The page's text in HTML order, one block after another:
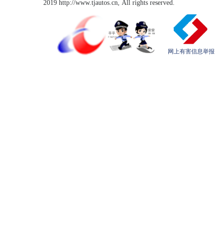
2019 http://www.tjautos.cn, All rights reserved.
网上有害信息举报